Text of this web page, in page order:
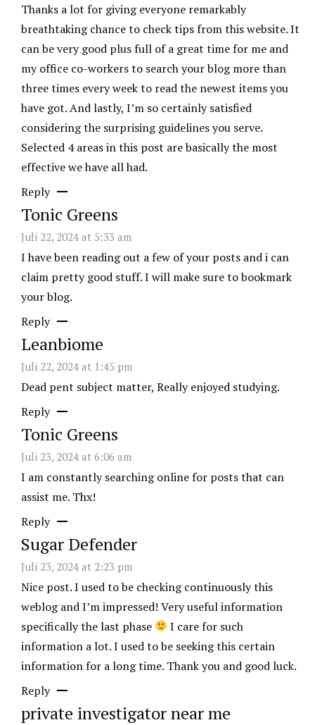
Thanks a lot for giving everyone remarkably
breathtaking chance to check tips from this website. It
can be very good plus full of a great time for me and
my office co-workers to search your blog more than
three times every week to read the newest items you
have got. And lastly, I’m so certainly satisfied
considering the surprising guidelines you serve.
Selected 4 areas in this post are basically the most
effective we have all had.
Reply
Tonic Greens
Juli 22, 2024 at 5:33 am
I have been reading out a few of your posts and i can
claim pretty good stuff. I will make sure to bookmark
your blog.
Reply
Leanbiome
Juli 22, 2024 at 1:45 pm
Dead pent subject matter, Really enjoyed studying.
Reply
Tonic Greens
Juli 23, 2024 at 6:06 am
I am constantly searching online for posts that can
assist me. Thx!
Reply
Sugar Defender
Juli 23, 2024 at 2:23 pm
Nice post. I used to be checking continuously this
weblog and I’m impressed! Very useful information
specifically the last phase
I care for such
information a lot. I used to be seeking this certain
information for a long time. Thank you and good luck.
Reply
private investigator near me